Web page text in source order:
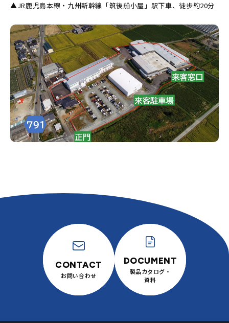
▲JR鹿児島本線・九州新幹線「筑後船小屋」駅下車、徒歩約20分
お問い合わせ
製品カタログ・
資料